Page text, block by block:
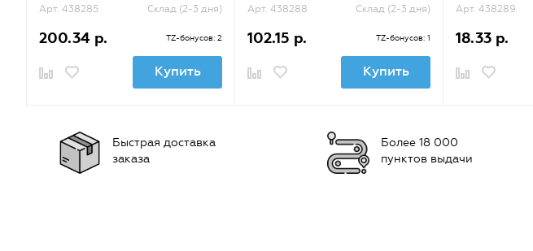
Арт. 438285 Склад (2-3 дня)
200.34 р. TZ-бонусов: 2
Купить
Арт. 438288 Склад (2-3 дня)
102.15 р. TZ-бонусов: 1
Купить
Арт. 438289
18.33 р.
Быстрая доставка
заказа
Более 18 000
пунктов выдачи